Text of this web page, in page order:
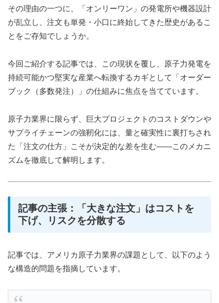
その理由の一つに、「オンリーワン」の発電所や機器設計
が乱立し、注文も単発・小口に終始してきた歴史があるこ
とをご存知でしょうか。
今回ご紹介する記事では、この現状を覆し、原子力発電を
持続可能かつ堅実な産業へ転換するカギとして「オーダー
ブック（多数発注）」の仕組みに焦点を当てています。
原子力業界に限らず、巨大プロジェクトのコストダウンや
サプライチェーンの強靭化には、量と確実性に裏打ちされ
た「注文の仕方」こそが決定的な差を生む――このメカニ
ズムを徹底して解明します。
記事の主張：「大きな注文」はコストを
下げ、リスクを分散する
記事では、アメリカ原子力業界の課題として、以下のよう
な構造的問題を指摘しています。